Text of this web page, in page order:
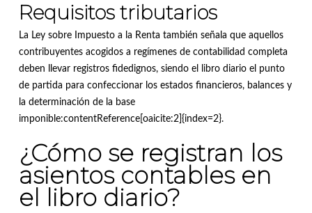
Requisitos tributarios
La Ley sobre Impuesto a la Renta también señala que aquellos
contribuyentes acogidos a regímenes de contabilidad completa
deben llevar registros fidedignos, siendo el libro diario el punto
de partida para confeccionar los estados financieros, balances y
la determinación de la base
imponible:contentReference[oaicite:2]{index=2}.
¿Cómo se registran los
asientos contables en
el libro diario?